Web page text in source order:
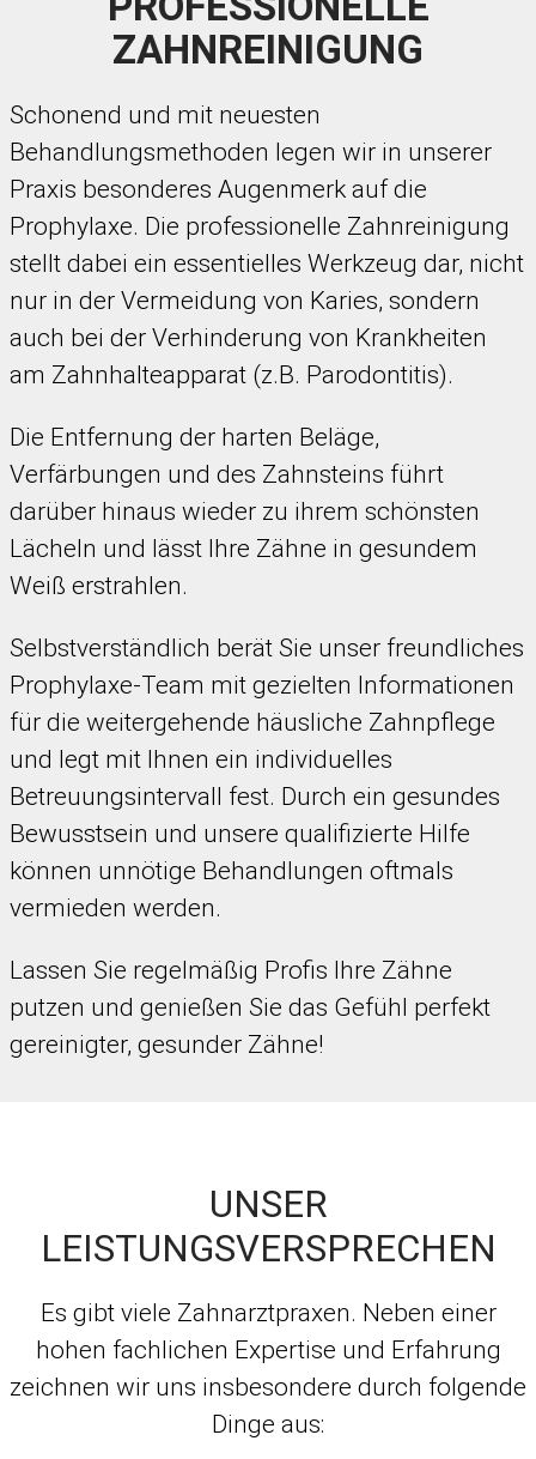
ZAHNREINIGUNG
Schonend und mit neuesten
Behandlungsmethoden legen wir in unserer
Praxis besonderes Augenmerk auf die
Prophylaxe. Die professionelle Zahnreinigung
stellt dabei ein essentielles Werkzeug dar, nicht
nur in der Vermeidung von Karies, sondern
auch bei der Verhinderung von Krankheiten
am Zahnhalteapparat (z.B. Parodontitis).
Die Entfernung der harten Beläge,
Verfärbungen und des Zahnsteins führt
darüber hinaus wieder zu ihrem schönsten
Lächeln und lässt Ihre Zähne in gesundem
Weiß erstrahlen.
Selbstverständlich berät Sie unser freundliches
Prophylaxe-Team mit gezielten Informationen
für die weitergehende häusliche Zahnpflege
und legt mit Ihnen ein individuelles
Betreuungsintervall fest. Durch ein gesundes
Bewusstsein und unsere qualifizierte Hilfe
können unnötige Behandlungen oftmals
vermieden werden.
Lassen Sie regelmäßig Profis Ihre Zähne
putzen und genießen Sie das Gefühl perfekt
gereinigter, gesunder Zähne!
UNSER
LEISTUNGSVERSPRECHEN
Es gibt viele Zahnarztpraxen. Neben einer
hohen fachlichen Expertise und Erfahrung
zeichnen wir uns insbesondere durch folgende
Dinge aus: